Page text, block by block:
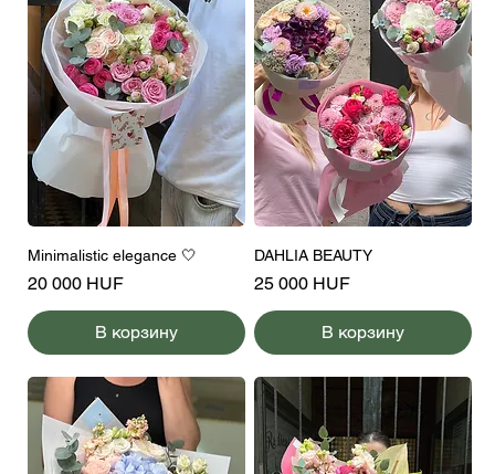
Minimalistic elegance 🤍
Цена
20 000 HUF
В корзину
DAHLIA BEAUTY
Цена
25 000 HUF
В корзину